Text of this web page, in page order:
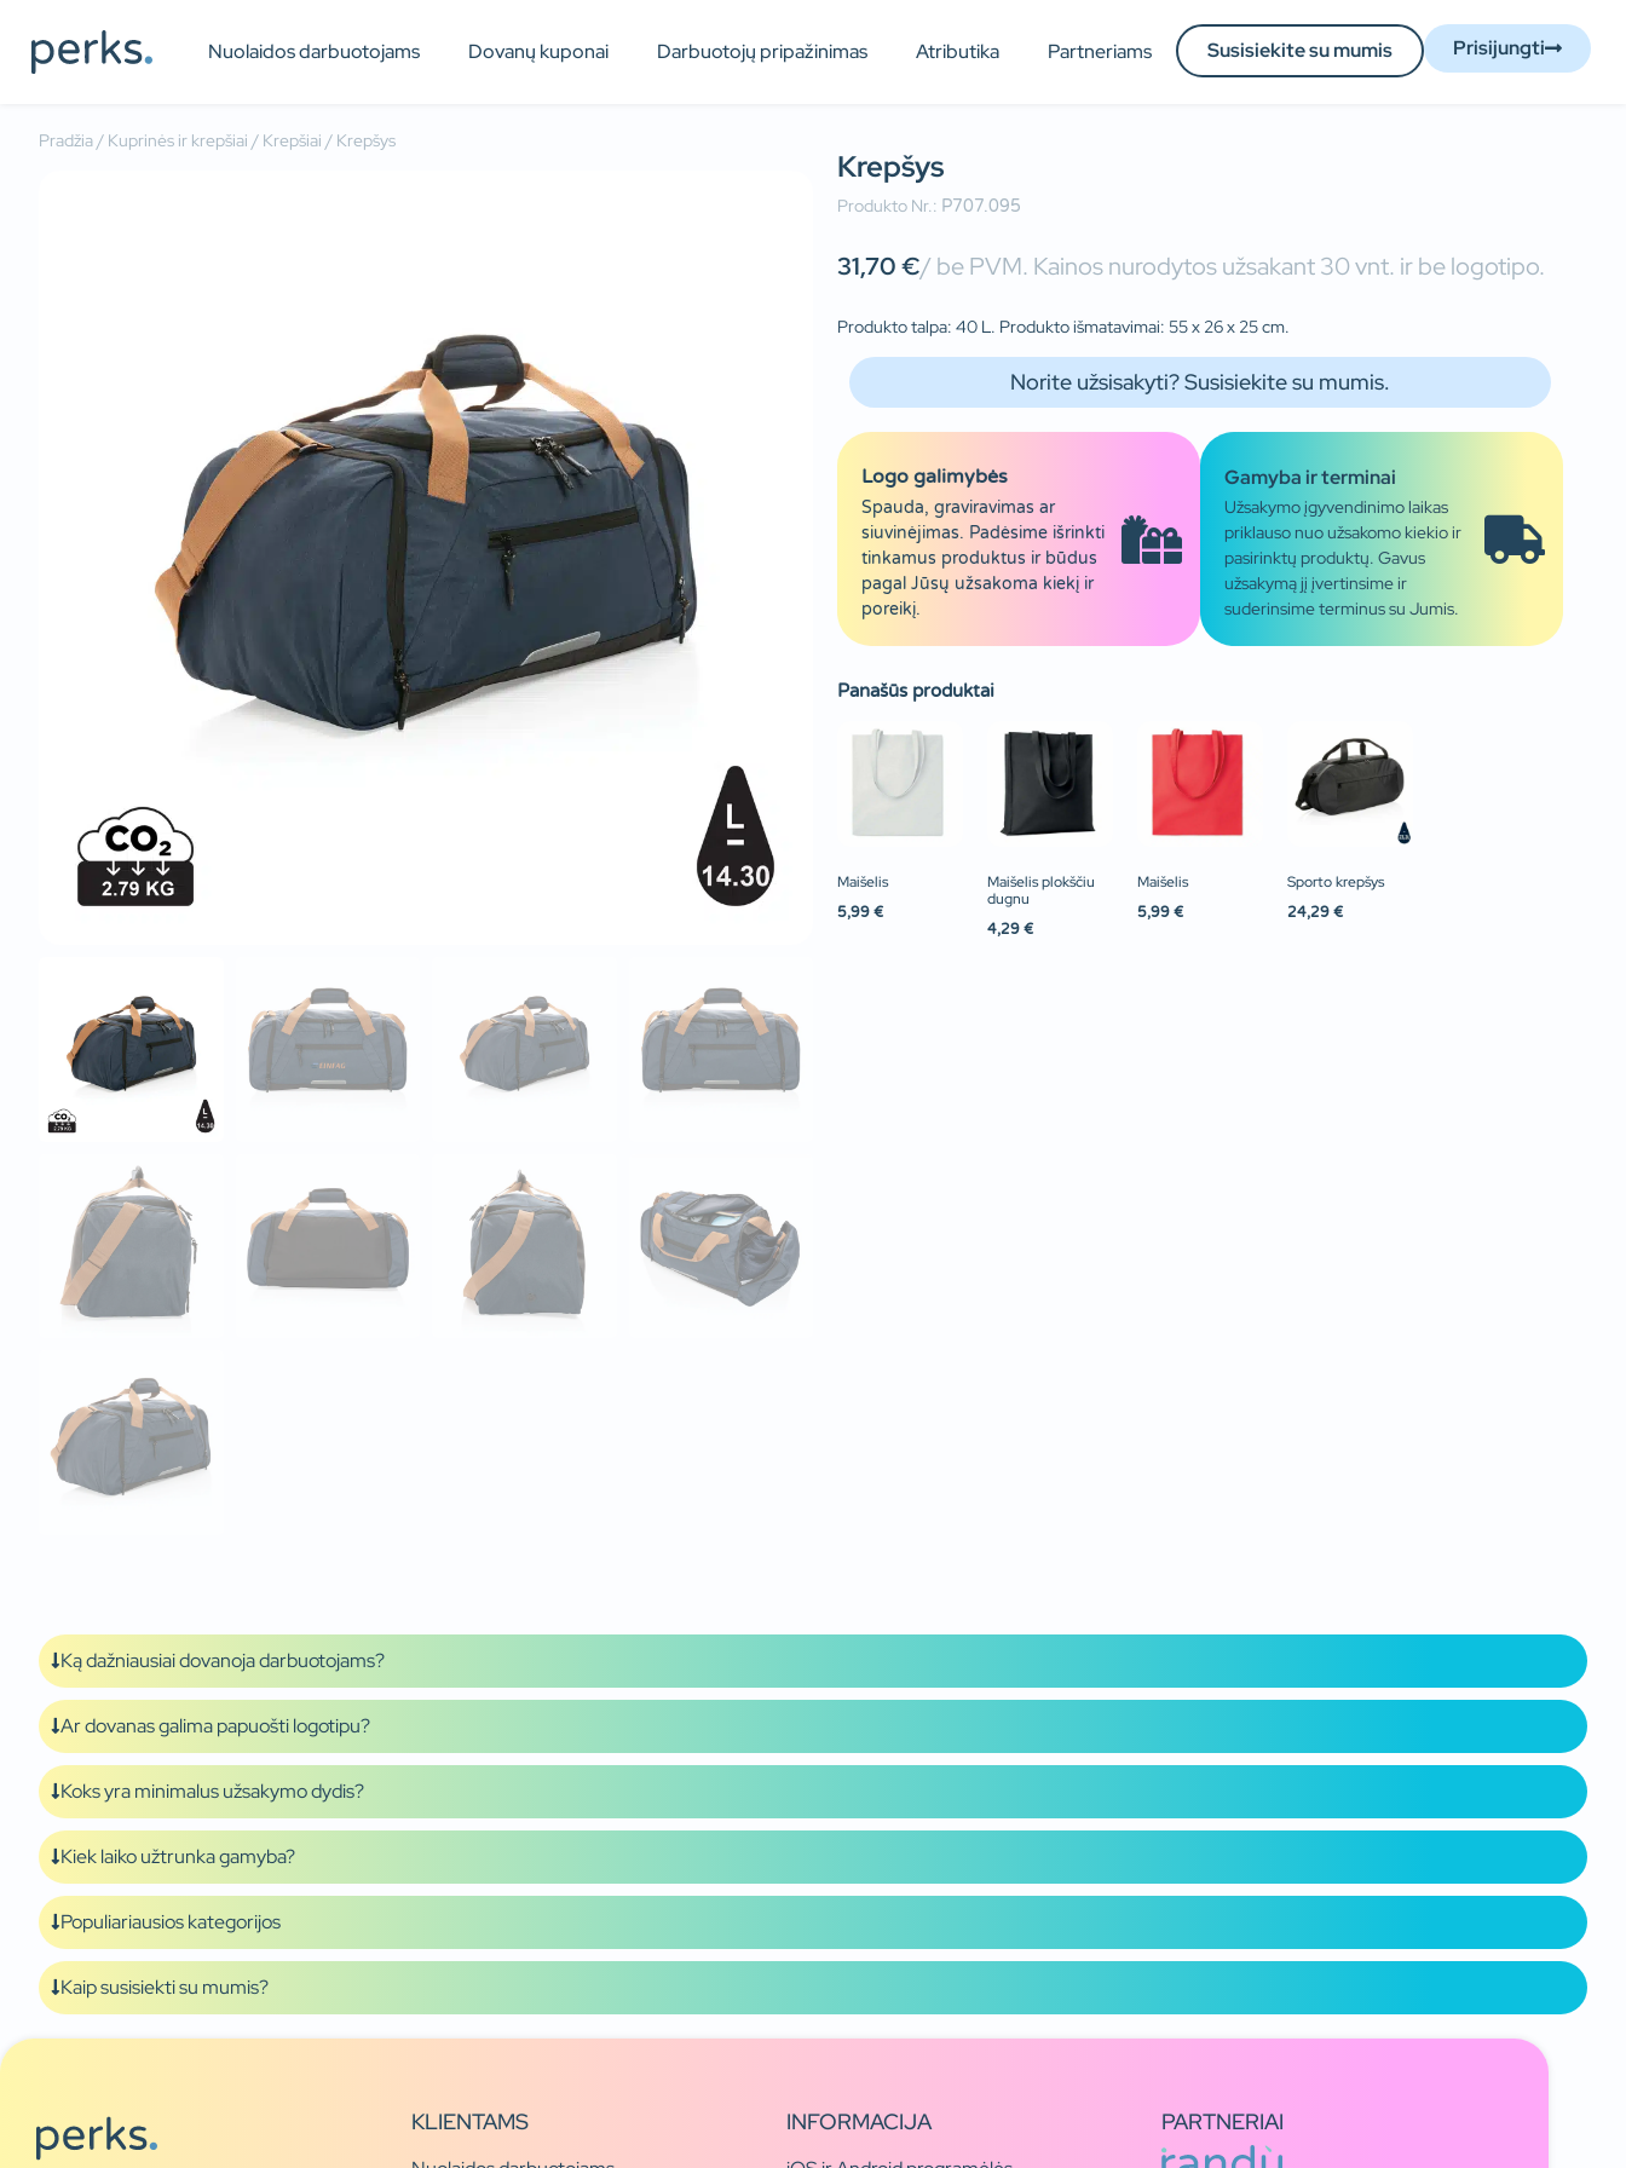
Nuolaidos darbuotojams Dovanų kuponai Darbuotojų pripažinimas Atributika Partneriams Susisiekite su mumis Prisijungti
Pradžia/ Kuprinės ir krepšiai / Krepšiai / Krepšys
Krepšys
Produkto Nr.: P707.095
31,70€/ be PVM. Kainos nurodytos užsakant 30 vnt. ir be logotipo.
Produkto talpa: 40 L. Produkto išmatavimai: 55 x 26 x 25 cm.
Norite užsisakyti? Susisiekite su mumis.
Logo galimybės
Spauda, graviravimas ar
siuvinėjimas. Padėsime išrinkti
tinkamus produktus ir būdus
pagal Jūsų užsakoma kiekį ir
poreikį.
Gamyba ir terminai
Užsakymo įgyvendinimo laikas
priklauso nuo užsakomo kiekio ir
pasirinktų produktų. Gavus
užsakymą jį įvertinsime ir
suderinsime terminus su Jumis.
Panašūs produktai
Maišelis
5,99 €
Maišelis plokščiu
dugnu
4,29 €
Maišelis
5,99 €
Sporto krepšys
24,29 €
Ką dažniausiai dovanoja darbuotojams?
Ar dovanas galima papuošti logotipu?
Koks yra minimalus užsakymo dydis?
Kiek laiko užtrunka gamyba?
Populiariausios kategorijos
Kaip susisiekti su mumis?
KLIENTAMS INFORMACIJA PARTNERIAI